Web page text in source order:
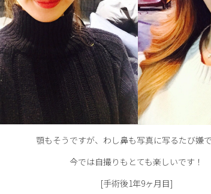
顎もそうですが、わし鼻も写真に写るたび嫌
今では自撮りもとても楽しいです！
[手術後1年9ヶ月目]